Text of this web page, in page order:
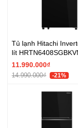
Tủ lạnh Hitachi
lít
Chính hãng
11.990.000₫
14.990.000₫ -21%